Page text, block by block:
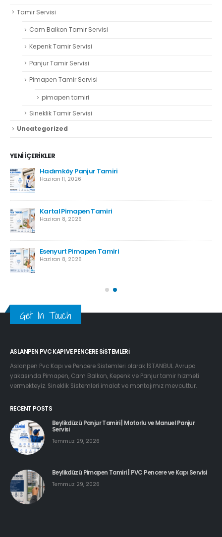
Tamir Servisi
Cam Balkon Tamir Servisi
Kepenk Tamir Servisi
Panjur Tamir Servisi
Pimapen Tamir Servisi
pimapen tamiri
Sineklik Tamir Servisi
Uncategorized
YENI İÇERIKLER
Hadımköy Panjur Tamiri
Haziran 11, 2026
Kartal Pimapen Tamiri
Haziran 8, 2026
Esenyurt Pimapen Tamiri
Haziran 8, 2026
Get In Touch
ASLANPEN PVC KAPI VE PENCERE SISTEMLERI
Aslanpen Pvc Kapı ve Pencere Sistemleri olarak İSTANBUL Avrupa
yakasında Pimapen, Cam Balkon, Kepenk ve Panjur tamir hizmeti
vermekteyiz. Sineklik Sistemleri imalat ve montajımız mevcuttur.
RECENT POSTS
Beylikdüzü Panjur Tamiri | Motorlu ve Manuel Panjur
Servisi
Temmuz 29, 2026
Beylikdüzü Pimapen Tamiri | PVC Pencere ve Kapı Servisi
Temmuz 29, 2026